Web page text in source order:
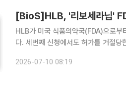
[BioS]HLB, '리보세라닙'
HLB가 미국 식품의약국(FDA)으로
다. 세번째 신청에서도 허가를 거절
일반 cGMP 실사에서 확인된 지적사
2026-07-10 08:19